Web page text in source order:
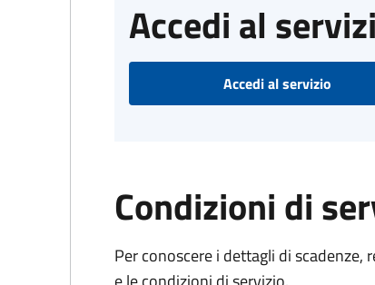
Accedi al
Accedi al servizio
Condizioni di
Per conoscere i dettagli di